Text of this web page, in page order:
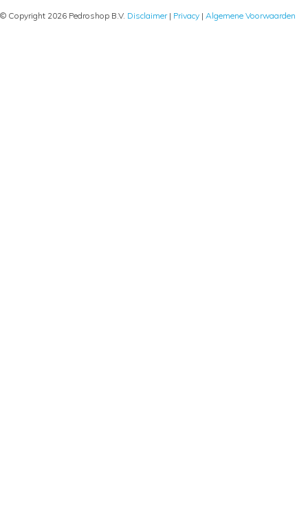
© Copyright 2026 Pedroshop B.V. Disclaimer| Privacy | Algemene Voorwaarden